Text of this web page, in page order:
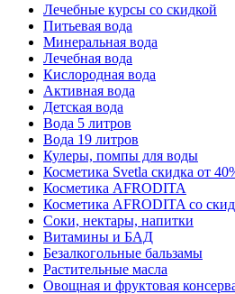
Лечебные курсы со скидкой
Питьевая вода
Минеральная вода
Лечебная вода
Кислородная вода
Активная вода
Детская вода
Вода 5 литров
Вода 19 литров
Кулеры, помпы для воды
Косметика Svetla скидка от
Косметика AFRODITA
Косметика AFRODITA со
Соки, нектары, напитки
Витамины и БАД
Безалкогольные бальзамы
Растительные масла
Овощная и фруктовая